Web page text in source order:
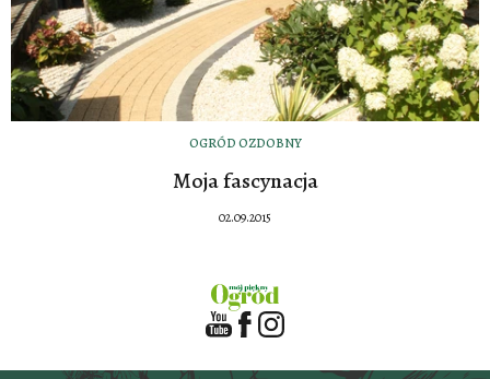
OGRÓD OZDOBNY
Moja fascynacja
02.09.2015